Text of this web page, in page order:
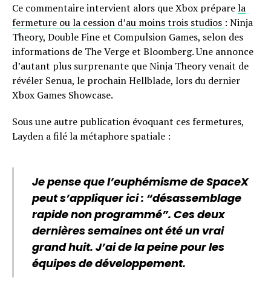
Ce commentaire intervient alors que Xbox préparela
fermeture ou la cession d’au moins trois studios : Ninja
Theory, Double Fine et Compulsion Games, selon des
informations de The Verge et Bloomberg. Une annonce
d’autant plus surprenante que Ninja Theory venait de
révéler Senua, le prochain Hellblade, lors du dernier
Xbox Games Showcase.
Sous une autre publication évoquant ces fermetures,
Layden a filé la métaphore spatiale :
Je pense que l’euphémisme de SpaceX
peut s’appliquer ici : “désassemblage
rapide non programmé”. Ces deux
dernières semaines ont été un vrai
grand huit. J’ai de la peine pour les
équipes de développement.